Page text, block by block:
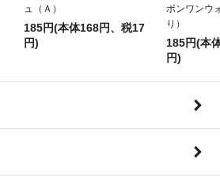
ュ（Ａ）
185円(本体168円、税17
円)
ボンワンウ
り）
185円(本
円)